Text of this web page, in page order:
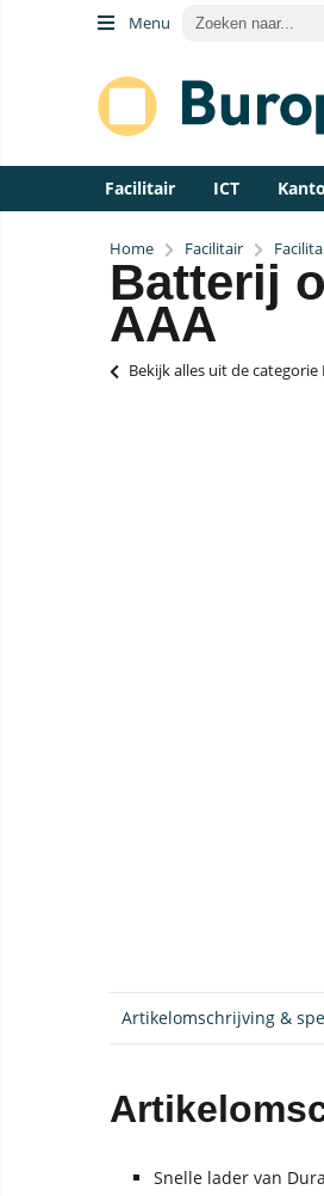
Menu
Facilitair ICT
Home Facilitair
Batterij
AAA
Bekijk alles uit de
Artikelomschrijving &
Snelle lader van